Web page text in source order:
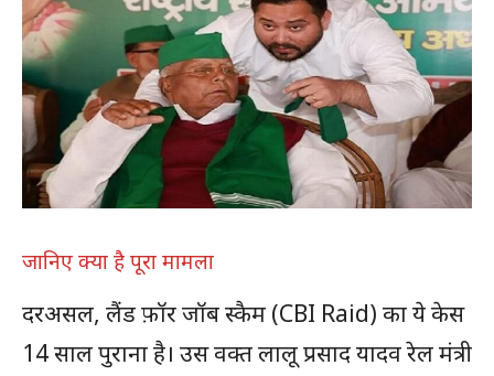
जानिए क्या है पूरा मामला
दरअसल, लैंड फ़ॉर जॉब स्कैम (CBI Raid) का ये केस
14 साल पुराना है। उस वक्त लालू प्रसाद यादव रेल मंत्री